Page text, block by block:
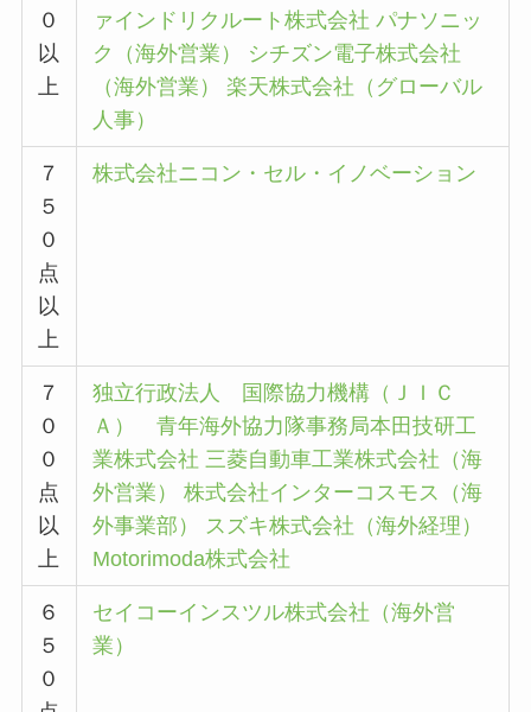
０
以
上
ァインドリクルート株式会社 パナソニッ
ク（海外営業）
シチズン電子株式会社
（海外営業）
楽天株式会社（グローバル
人事）
７
５
０
点
以
上
株式会社ニコン・セル・イノベーション
７
０
０
点
以
上
独立行政法人 国際協力機構（ＪＩＣ
Ａ） 青年海外協力隊事務局本田技研工
業株式会社 三菱自動車工業株式会社（海
外営業）
株式会社インターコスモス（海
外事業部）
スズキ株式会社（海外経理）
Motorimoda株式会社
６
５
０
セイコーインスツル株式会社（海外営
業）